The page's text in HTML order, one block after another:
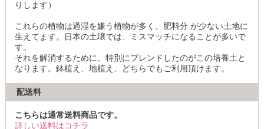
りします）
これらの植物は過湿を嫌う植物が多く、肥料分 が少ない土地に
生えてます。日本の土壌では、ミスマッチになることが多いで
す。
それを解消するために、特別にブレンドしたのがこの培養土と
なります。鉢植え、地植え、どちらでもご利用頂けます。
配送料
こちらは通常送料商品です。
詳しい送料はコチラ